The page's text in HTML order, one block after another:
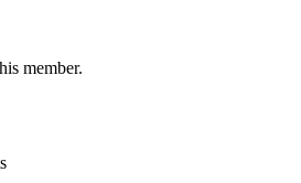
member.